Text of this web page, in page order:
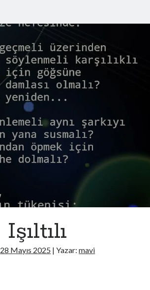
Işıltılı
28 Mayıs 2025 | Yazar:mavi